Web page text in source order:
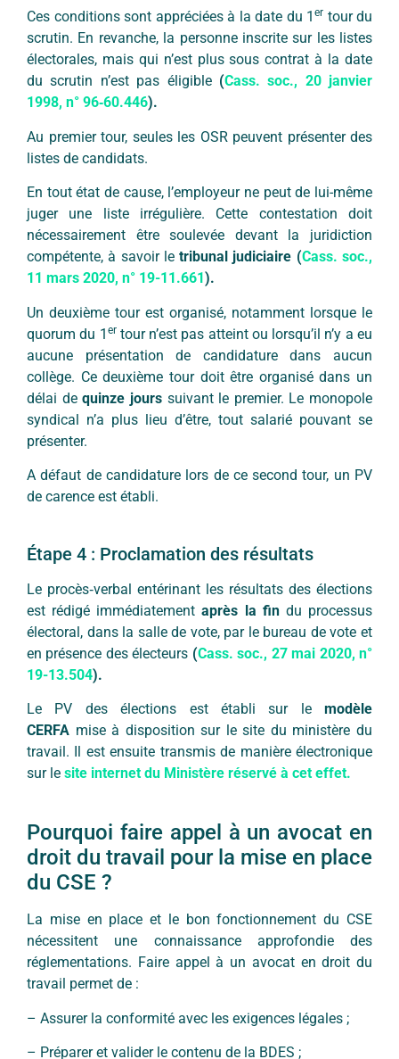
Ces conditions sont appréciées à la date du 1 er tour du
scrutin. En revanche, la personne inscrite sur les listes
électorales, mais qui n’est plus sous contrat à la date
du scrutin n’est pas éligible (Cass. soc., 20 janvier
1998, n° 96‐60.446).
Au premier tour, seules les OSR peuvent présenter des
listes de candidats.
En tout état de cause, l’employeur ne peut de lui-même
juger une liste irrégulière. Cette contestation doit
nécessairement être soulevée devant la juridiction
compétente, à savoir letribunal judiciaire (Cass. soc.,
11 mars 2020, n° 19-11.661).
Un deuxième tour est organisé, notamment lorsque le
quorum du 1 ertour n’est pas atteint ou lorsqu’il n’y a eu
aucune présentation de candidature dans aucun
collège. Ce deuxième tour doit être organisé dans un
délai dequinze jourssuivant le premier. Le monopole
syndical n’a plus lieu d’être, tout salarié pouvant se
présenter.
A défaut de candidature lors de ce second tour, un PV
de carence est établi.
Étape 4 : Proclamation des résultats
Le procès‐verbal entérinant les résultats des élections
est rédigé immédiatementaprès la findu processus
électoral, dans la salle de vote, par le bureau de vote et
en présence des électeurs (Cass. soc., 27 mai 2020, n°
19-13.504).
Le PV des élections est établi sur le modèle
CERFA mise à disposition sur le site du ministère du
travail. Il est ensuite transmis de manière électronique
sur le site internet du Ministère réservé à cet effet.
Pourquoi faire appel à un avocat en
droit du travail pour la mise en place
du CSE ?
La mise en place et le bon fonctionnement du CSE
nécessitent une connaissance approfondie des
réglementations. Faire appel à un avocat en droit du
travail permet de :
– Assurer la conformité avec les exigences légales ;
– Préparer et valider le contenu de la BDES ;